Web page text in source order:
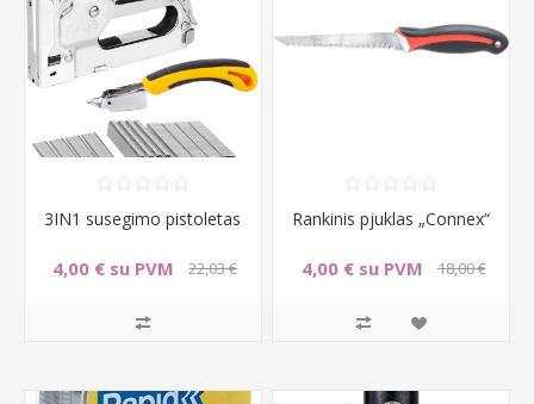
3IN1 susegimo pistoletas
4,00 € su PVM
22,03 €
Rankinis pjuklas „Connex“
4,00 € su PVM
18,00 €